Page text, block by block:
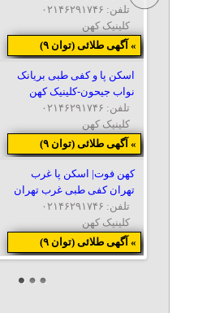
کلینیک کهن
تلفن: ۰۲۱۴۶۲۹۱۷۴۶
» آگهی طلائی (توان ۹)
اسکن پا و کفی طبی بریانک
نواب جیحون-کلینیک کهن
کلینیک کهن
تلفن: ۰۲۱۴۶۲۹۱۷۴۶
» آگهی طلائی (توان ۹)
کهن فوت| اسکن پا غرب
تهران کفی طبی غرب تهران
کلینیک کهن
تلفن: ۰۲۱۴۶۲۹۱۷۴۶
» آگهی طلائی (توان ۹)